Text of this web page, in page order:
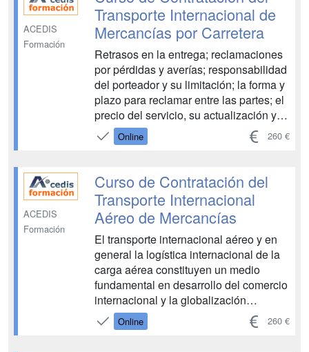
ACEDIS
Formación
Transporte Internacional de
Mercancías por Carretera
Retrasos en la entrega; reclamaciones
por pérdidas y averías; responsabilidad
del porteador y su limitación; la forma y
plazo para reclamar entre las partes; el
precio del servicio, su actualización y
condiciones de pago... son algunos de
los aspectos que los responsables de
carretera (cargadores y port...
Online 260 €
ACEDIS
Formación
Curso de Contratación del
Transporte Internacional
Aéreo de Mercancías
El transporte internacional aéreo y en
general la logística internacional de la
carga aérea constituyen un medio
fundamental en desarrollo del comercio
internacional y la globalización
actuales, puesto que su principal
característica, la rapidez, permite el
Online 260 €